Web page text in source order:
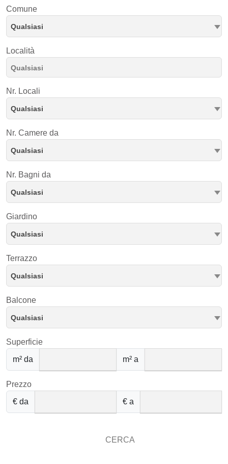
Comune
Qualsiasi
Località
Nr. Locali
Qualsiasi
Nr. Camere da
Qualsiasi
Nr. Bagni da
Qualsiasi
Giardino
Qualsiasi
Terrazzo
Qualsiasi
Balcone
Qualsiasi
Superficie
m² da
m² a
Prezzo
€ da
€ a
CERCA